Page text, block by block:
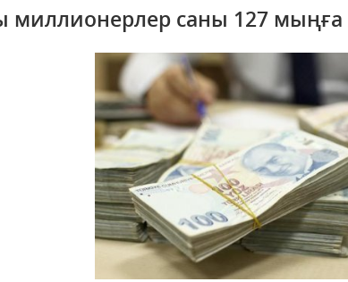
миллионерлер саны 127 мыңға